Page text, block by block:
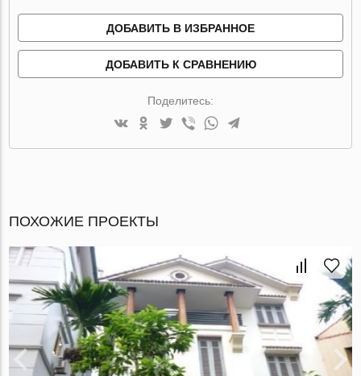
ДОБАВИТЬ В ИЗБРАННОЕ
ДОБАВИТЬ К СРАВНЕНИЮ
Поделитесь:
ПОХОЖИЕ ПРОЕКТЫ